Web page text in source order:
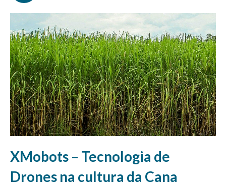
XMobots – Tecnologia de
Drones na cultura da Cana